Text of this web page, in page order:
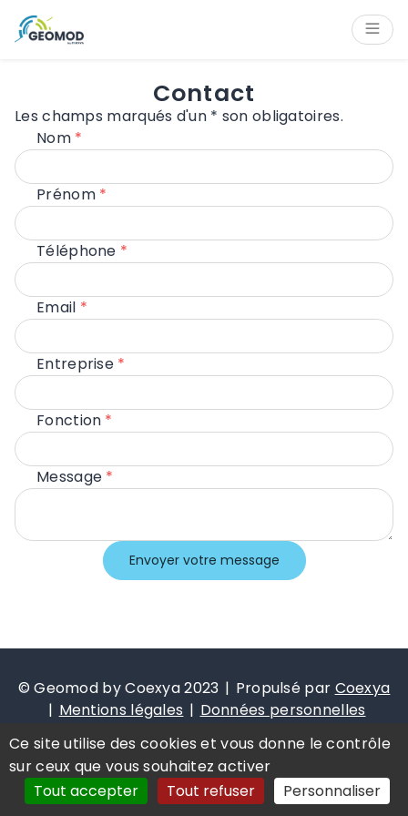
Contenu
Navigation
Contact
Les champs marqués d'un * son obligatoires.
Nom
Prénom
Téléphone
Email
Entreprise
Fonction
Message
Envoyer votre message
© Geomod by Coexya 2023 Propulsé par Coexya
Mentions légales
Données personnelles
Cookies management
Déclaration
d'accessibilité : Partiellement conforme
Panneau de gestion des cookies
Ce site utilise des cookies et vous donne le contrôle
sur ceux que vous souhaitez activer
Tout accepter
Tout refuser Personnaliser